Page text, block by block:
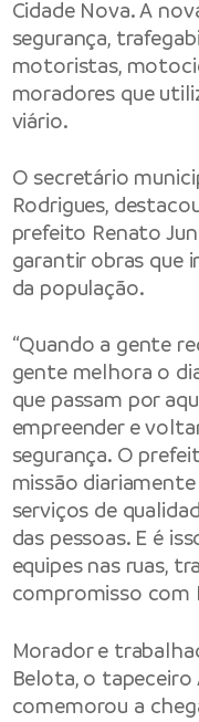
Cidade Nova. A
segurança,
motoristas,
moradores que
viário.
O secretário
Rodrigues,
prefeito Renato
garantir obras que
da população.
“Quando a gente
gente melhora o
que passam por
empreender e
segurança. O
missão
serviços de
das pessoas. E é
equipes nas ruas,
compromisso com
Morador e
Belota, o tapeceiro
comemorou a